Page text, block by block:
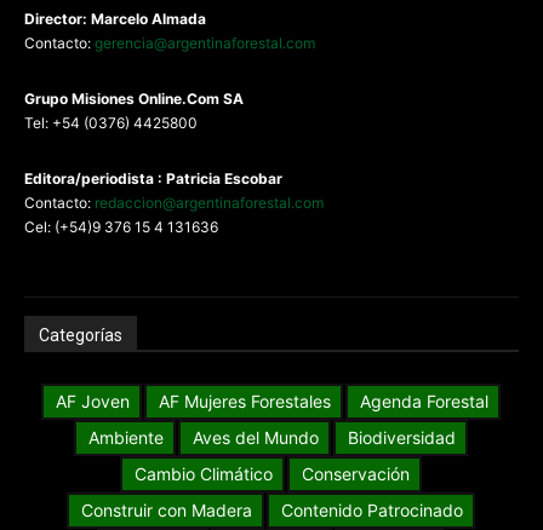
Director: Marcelo Almada
Contacto: gerencia@argentinaforestal.com
Grupo Misiones Online.Com SA
Tel: +54 (0376) 4425800
Editora/periodista : Patricia Escobar
Contacto: redaccion@argentinaforestal.com
Cel: (+54)9 376 15 4 131636
Categorías
AF Joven AF Mujeres Forestales
Agenda Forestal
Ambiente
Aves del Mundo
Biodiversidad
Cambio Climático
Conservación
Construir con Madera
Contenido Patrocinado